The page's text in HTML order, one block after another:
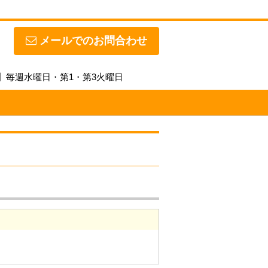
メールでのお問合わせ
毎週水曜日・第1・第3火曜日